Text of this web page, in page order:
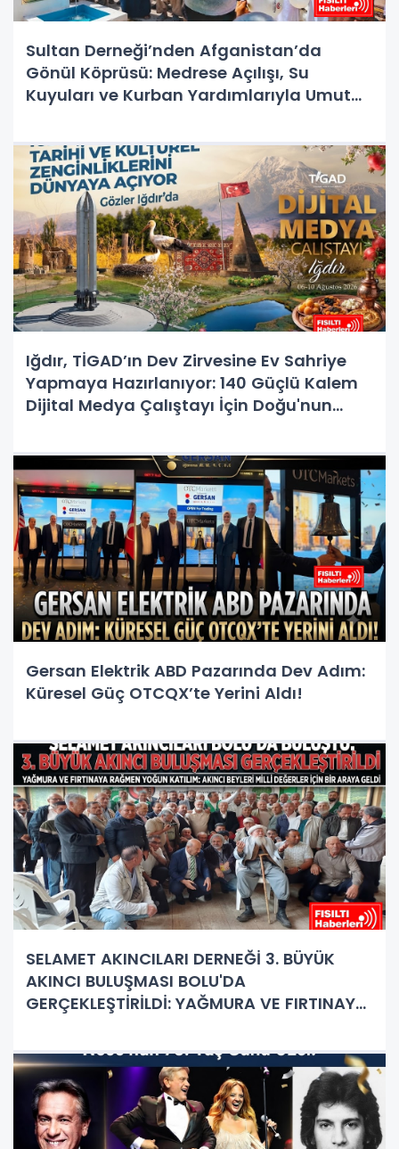
Sultan Derneği’nden Afganistan’da
Gönül Köprüsü: Medrese Açılışı, Su
Kuyuları ve Kurban Yardımlarıyla Umut
Iğdır, TİGAD’ın Dev Zirvesine Ev Sahriye
Yapmaya Hazırlanıyor: 140 Güçlü Kalem
Dijital Medya Çalıştayı İçin Doğu'nun
Gersan Elektrik ABD Pazarında Dev Adım:
Küresel Güç OTCQX’te Yerini Aldı!
SELAMET AKINCILARI DERNEĞİ 3. BÜYÜK
AKINCI BULUŞMASI BOLU'DA
GERÇEKLEŞTİRİLDİ: YAĞMURA VE FIRTINAYA